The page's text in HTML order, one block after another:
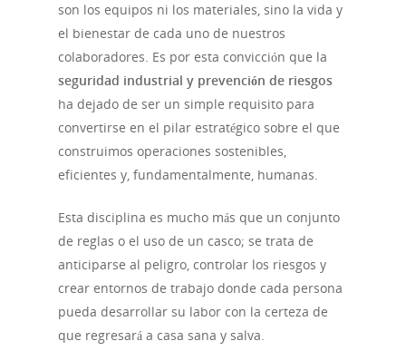
son los equipos ni los materiales, sino la vida y
el bienestar de cada uno de nuestros
colaboradores. Es por esta convicción que la
seguridad industrial y prevención de riesgos
ha dejado de ser un simple requisito para
convertirse en el pilar estratégico sobre el que
construimos operaciones sostenibles,
eficientes y, fundamentalmente, humanas.
Esta disciplina es mucho más que un conjunto
de reglas o el uso de un casco; se trata de
anticiparse al peligro, controlar los riesgos y
crear entornos de trabajo donde cada persona
pueda desarrollar su labor con la certeza de
que regresará a casa sana y salva.